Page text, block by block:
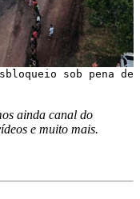
sob pena de
ainda canal do
e muito mais.